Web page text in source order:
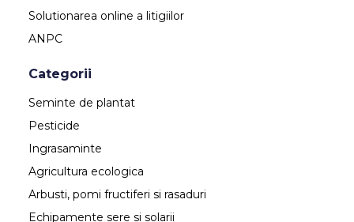
Solutionarea online a litigiilor
ANPC
Categorii
Seminte de plantat
Pesticide
Ingrasaminte
Agricultura ecologica
Arbusti, pomi fructiferi si rasaduri
Echipamente sere si solarii